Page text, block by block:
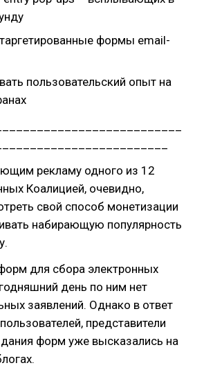
формы email-
пользовательский опыт на
рекламу одного из 12
Коалицией, очевидно,
свой способ монетизации
набирающую популярность
для сбора электронных
день по ним нет
заявлений. Однако в ответ
представители
форм уже высказались на